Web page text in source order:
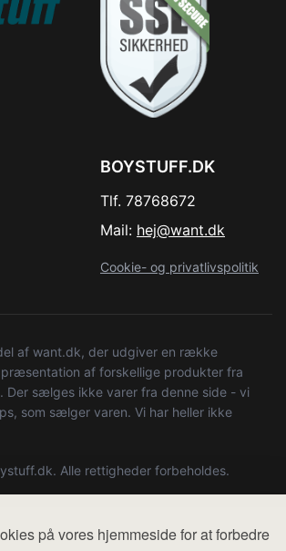
på vores hjemmeside for at forbedre
BOYSTUFF.DK
Tlf. 78768672
Mail: hej@want.dk
Cookie- og privatlivspolitik
af want.dk, der udgiver en række
præsentation af forskellige produkter fra
Der sælges ikke varer fra denne side - vi
som sælger varen. Vi har heller ikke
Alle rettigheder forbeholdes.